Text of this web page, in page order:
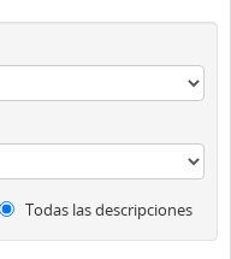
Todas las descripciones